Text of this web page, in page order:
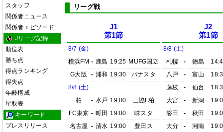
スタッフ
関係者ニュース
関係者エピソード
Jリーグ記録
順位表
勝ち点
得点ランキング
得失点
年齢構成
星取表
キーワード
プレスリリース
リーグ戦
J1
第1節
8/7 (金)
横浜FM - 鹿島 19:25 MUFG国立
G大阪
- 浦和 19:30
パナスタ
8/8 (土)
柏
- 水戸 19:00
三協F柏
FC東京 - 町田 19:00
味スタ
名古屋 - 清水 19:00
豊田ス
J2
第1節
8/8 (土)
札幌
- 徳島
八戸
- 富山
藤枝
- 仙台
大宮
- 新潟
磐田
- 秋田
大分
- 湘南